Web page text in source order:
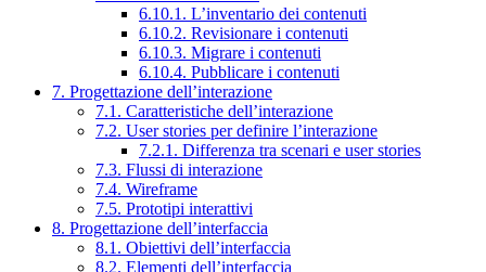
6.10.1. L’inventario dei contenuti
6.10.2. Revisionare i contenuti
6.10.3. Migrare i contenuti
6.10.4. Pubblicare i contenuti
7. Progettazione dell’interazione
7.1. Caratteristiche dell’interazione
7.2. User stories per definire l’interazione
7.2.1. Differenza tra scenari e user stories
7.3. Flussi di interazione
7.4. Wireframe
7.5. Prototipi interattivi
8. Progettazione dell’interfaccia
8.1. Obiettivi dell’interfaccia
8.2. Elementi dell’interfaccia